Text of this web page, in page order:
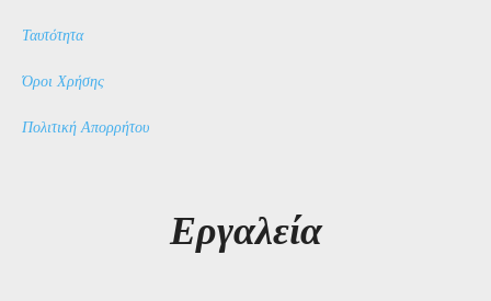
Ταυτότητα
Όροι Χρήσης
Πολιτική Απορρήτου
Εργαλεία